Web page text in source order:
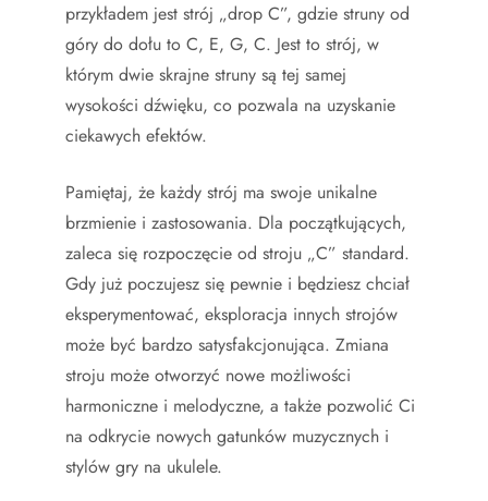
przykładem jest strój „drop C”, gdzie struny od
góry do dołu to C, E, G, C. Jest to strój, w
którym dwie skrajne struny są tej samej
wysokości dźwięku, co pozwala na uzyskanie
ciekawych efektów.
Pamiętaj, że każdy strój ma swoje unikalne
brzmienie i zastosowania. Dla początkujących,
zaleca się rozpoczęcie od stroju „C” standard.
Gdy już poczujesz się pewnie i będziesz chciał
eksperymentować, eksploracja innych strojów
może być bardzo satysfakcjonująca. Zmiana
stroju może otworzyć nowe możliwości
harmoniczne i melodyczne, a także pozwolić Ci
na odkrycie nowych gatunków muzycznych i
stylów gry na ukulele.